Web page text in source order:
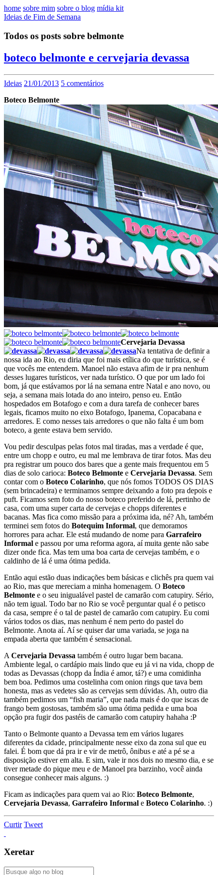
home sobre mim sobre o blog mídia kit
Ideias de Fim de Semana
Todos os posts sobre belmonte
boteco belmonte e cervejaria devassa
Ideias 21/01/2013 5 comentários
Boteco Belmonte
Cervejaria Devassa
Na tentativa de definir a
nossa ida ao Rio, eu diria que foi mais etílica do que turística, se é
que vocês me entendem. Manoel não estava afim de ir pra nenhum
desses lugares turísticos, ver nada turístico. O que por um lado foi
bom, já que estávamos por lá na semana entre Natal e ano novo, ou
seja, a semana mais lotada do ano inteiro, penso eu. Então
hospedados em Botafogo e com a dura tarefa de conhecer bares
legais, ficamos muito no eixo Botafogo, Ipanema, Copacabana e
arredores. E como nesses tais arredores o que não falta é um bom
boteco, a gente estava bem servido.
Vou pedir desculpas pelas fotos mal tiradas, mas a verdade é que,
entre um chopp e outro, eu mal me lembrava de tirar fotos. Mas deu
pra registrar um pouco dos bares que a gente mais frequentou em 5
dias de solo carioca: Boteco Belmonte e Cervejaria Devassa. Sem
contar com o Boteco Colarinho, que nós fomos TODOS OS DIAS
(sem brincadeira) e terminamos sempre deixando a foto pra depois e
puft. Ficamos sem foto do nosso boteco preferido de lá, pertinho de
casa, com uma super carta de cervejas e chopps diferentes e
bacanas. Mas fica como missão para a próxima ida, né? Ah, também
terminei sem fotos do Botequim Informal, que demoramos
horrores para achar. Ele está mudando de nome para Garrafeiro
Informal e passou por uma reforma agora, aí muita gente não sabe
dizer onde fica. Mas tem uma boa carta de cervejas também, e o
caldinho de lá é uma ótima pedida.
Então aqui estão duas indicações bem básicas e clichês pra quem vai
ao Rio, mas que mereciam a minha homenagem. O Boteco
Belmonte e o seu inigualável pastel de camarão com catupiry. Sério,
não tem igual. Todo bar no Rio se você perguntar qual é o petisco
da casa, sempre é o tal de pastel de camarão com catupiry. Eu comi
vários todos os dias, mas nenhum é nem perto do pastel do
Belmonte. Anota aí. Aí se quiser dar uma variada, se joga na
empada aberta que também é sensacional.
A Cervejaria Devassa também é outro lugar bem bacana.
Ambiente legal, o cardápio mais lindo que eu já vi na vida, chopp de
todas as Devassas (chopp da Índia é amor, tá?) e uma comidinha
bem boa. Pedimos uma costelinha com onion rings que tava bem
honesta, mas as vedetes são as cervejas sem dúvidas. Ah, outro dia
também pedimos um “fish maria”, que nada mais é do que iscas de
frango bem gostosas, também são uma ótima pedida e uma boa
opção pra fugir dos pastéis de camarão com catupiry hahaha :P
Tanto o Belmonte quanto a Devassa tem em vários lugares
diferentes da cidade, principalmente nesse eixo da zona sul que eu
falei. É bom que dá pra ir e vir de metrô, ônibus e até a pé se a
disposição estiver em alta. E sim, vale ir nos dois no mesmo dia, e se
tiver metade do pique meu e de Manoel pra barzinho, você ainda
consegue conhecer mais alguns. :)
Ficam as indicações para quem vai ao Rio: Boteco Belmonte,
Cervejaria Devassa, Garrafeiro Informal e Boteco Colarinho. :)
Curtir Tweet
Xeretar